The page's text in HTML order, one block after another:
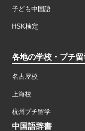
子ども中国語
HSK検定
各地の学校・プチ留
名古屋校
上海校
杭州プチ留学
中国語辞書